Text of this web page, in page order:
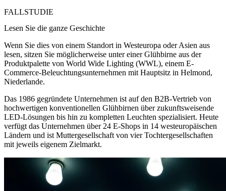
FALLSTUDIE
Lesen Sie die ganze Geschichte
Wenn Sie dies von einem Standort in Westeuropa oder Asien aus
lesen, sitzen Sie möglicherweise unter einer Glühbirne aus der
Produktpalette von World Wide Lighting (WWL), einem E-
Commerce-Beleuchtungsunternehmen mit Hauptsitz in Helmond,
Niederlande.
Das 1986 gegründete Unternehmen ist auf den B2B-Vertrieb von
hochwertigen konventionellen Glühbirnen über zukunftsweisende
LED-Lösungen bis hin zu kompletten Leuchten spezialisiert. Heute
verfügt das Unternehmen über 24 E-Shops in 14 westeuropäischen
Ländern und ist Muttergesellschaft von vier Tochtergesellschaften
mit jeweils eigenem Zielmarkt.